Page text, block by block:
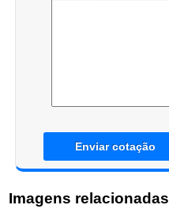
Enviar cotação
Imagens relacionadas